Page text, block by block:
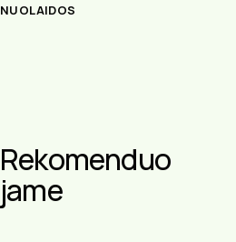
NUOLAIDOS
Rekomenduo
jame